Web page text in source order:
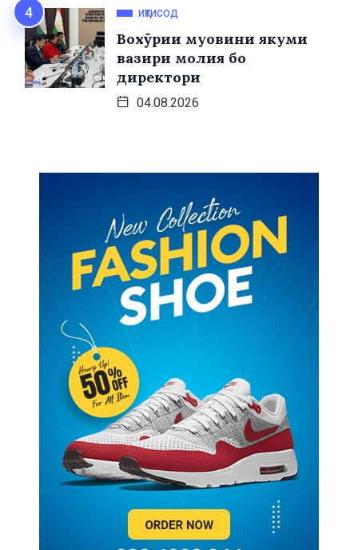
ИҚТИСОД
Вохӯрии муовини якуми
вазири молия бо
директори
04.08.2026